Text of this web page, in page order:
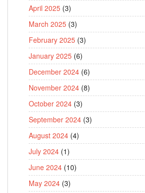
April 2025 (3)
March 2025 (3)
February 2025 (3)
January 2025 (6)
December 2024 (6)
November 2024 (8)
October 2024 (3)
September 2024 (3)
August 2024 (4)
July 2024 (1)
June 2024 (10)
May 2024 (3)